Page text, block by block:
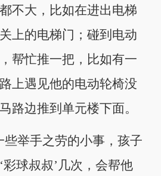
大，比如在进出电梯
上的电梯门；碰到电动
帮忙推一把，比如有一
上遇见他的电动轮椅没
路边推到单元楼下面。
举手之劳的小事，孩子
球叔叔’几次，会帮他